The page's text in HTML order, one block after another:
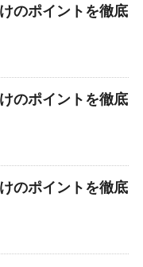
のポイントを徹底
のポイントを徹底
のポイントを徹底